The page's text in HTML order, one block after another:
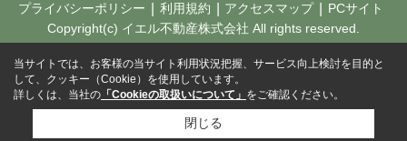
プライバシーポリシー 利用規約 アクセスマップ
PCサイト
Copyright(c) イエル不動産株式会社 All rights reserved.
当サイトでは、お客様の当サイト利用状況把握、サービス向上検討を目的と
して、クッキー（Cookie）を使用しています。
詳しくは、当社の 「Cookieの取扱いについて」 をご確認ください。
閉じる